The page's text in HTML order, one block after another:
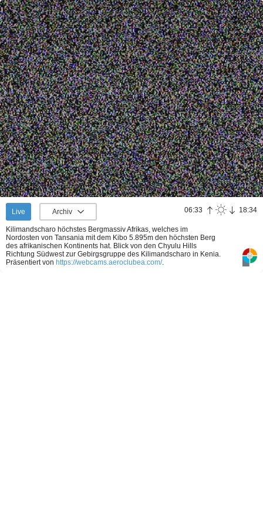
Live Archiv 06:33 18:34
Kilimandscharo höchstes Bergmassiv Afrikas, welches im
Nordosten von Tansania mit dem Kibo 5.895m den höchsten Berg
des afrikanischen Kontinents hat. Blick von den Chyulu Hills
Richtung Südwest zur Gebirgsgruppe des Kilimandscharo in Kenia.
Präsentiert von https://webcams.aeroclubea.com/.